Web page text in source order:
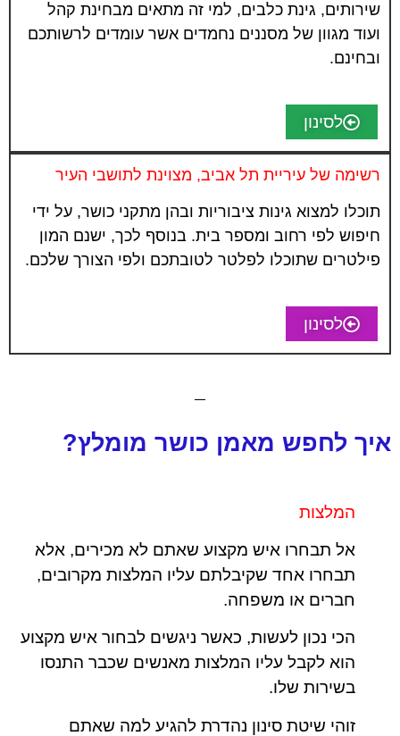
שירותים, גינת כלבים, למי זה מתאים מבחינת קהל
ועוד מגוון של מסננים נחמדים אשר עומדים לרשותכם
ובחינם.
לסינון
רשימה של עיריית תל אביב, מצוינת לתושבי העיר
תוכלו למצוא גינות ציבוריות ובהן מתקני כושר, על ידי
חיפוש לפי רחוב ומספר בית. בנוסף לכך, ישנם המון
פילטרים שתוכלו לפלטר לטובתכם ולפי הצורך שלכם.
לסינון
איך לחפש מאמן כושר מומלץ?
המלצות
אל תבחרו איש מקצוע שאתם לא מכירים, אלא
תבחרו אחד שקיבלתם עליו המלצות מקרובים,
חברים או משפחה.
הכי נכון לעשות, כאשר ניגשים לבחור איש מקצוע
הוא לקבל עליו המלצות מאנשים שכבר התנסו
בשירות שלו.
זוהי שיטת סינון נהדרת להגיע למה שאתם